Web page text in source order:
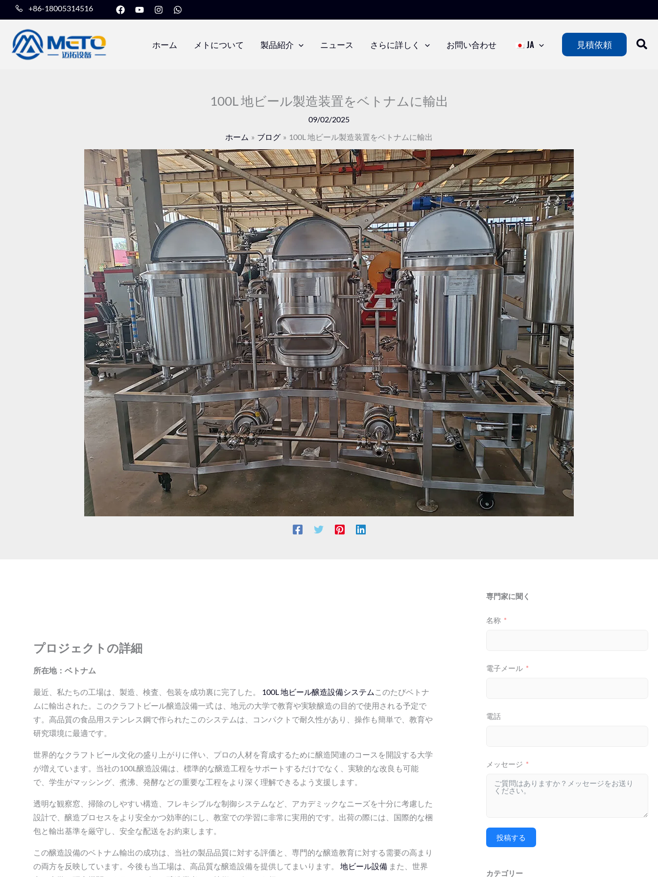
容
+86-18005314516
フ
ェ
イ
Y
o
u
イ
ン
ス
ラ
W
h
a
ホーム メトについて 製品紹介 ニュース さらに詳しく お問い合わせ JA 見積依頼
100L 地ビール製造装置をベトナムに輸出
09/02/2025
ホーム
ブログ 100L 地ビール製造装置をベトナムに輸出
プロジェクトの詳細
所在地：ベトナム
最近、私たちの工場は、製造、検査、包装を成功裏に完了した。 100L 地ビール醸造設備システム このたびベトナ
ムに輸出された。このクラフトビール醸造設備一式 は、地元の大学で教育や実験醸造の目的で使用される予定で
す。高品質の食品用ステンレス鋼で作られたこのシステムは、コンパクトで耐久性があり、操作も簡単で、教育や
研究環境に最適です。
世界的なクラフトビール文化の盛り上がりに伴い、プロの人材を育成するために醸造関連のコースを開設する大学
が増えています。当社の100L醸造設備は、標準的な醸造工程をサポートするだけでなく、実験的な改良も可能
で、学生がマッシング、煮沸、発酵などの重要な工程をより深く理解できるよう支援します。
透明な観察窓、掃除のしやすい構造、フレキシブルな制御システムなど、アカデミックなニーズを十分に考慮した
設計で、醸造プロセスをより安全かつ効率的にし、教室での学習に非常に実用的です。出荷の際には、国際的な梱
包と輸出基準を厳守し、安全な配送をお約束します。
この醸造設備のベトナム輸出の成功は、当社の製品品質に対する評価と、専門的な醸造教育に対する需要の高まり
の両方を反映しています。今後も当工場は、高品質な醸造設備を提供してまいります。
地ビール設備 また、世界
専門家に聞く
名称
電子メール
電話
メッセージ
投稿する
カテゴリー